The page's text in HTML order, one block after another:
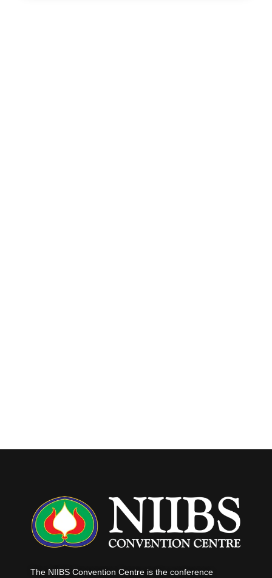
The NIIBS Convention Centre is the conference